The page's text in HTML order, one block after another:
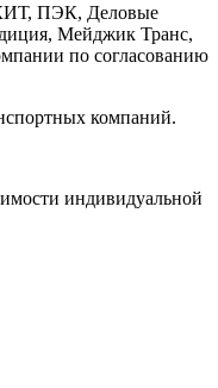
ПЭК, Деловые
Мейджик Транс,
по согласованию
компаний.
индивидуальной